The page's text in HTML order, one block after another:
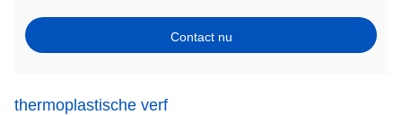
Contact nu
thermoplastische verf